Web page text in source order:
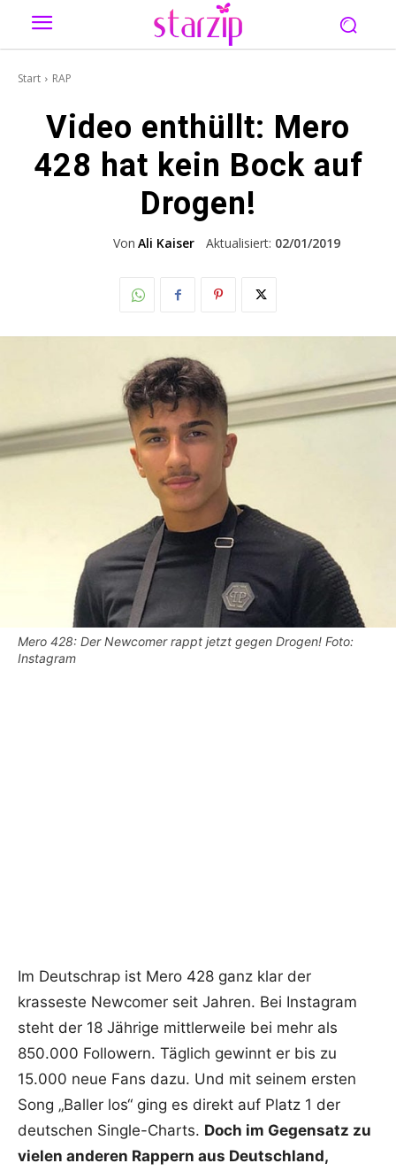
Start RAP
Video enthüllt: Mero
428 hat kein Bock auf
Drogen!
Von Ali Kaiser Aktualisiert: 02/01/2019
Mero 428: Der Newcomer rappt jetzt gegen Drogen! Foto:
Instagram
Im Deutschrap ist Mero 428 ganz klar der
krasseste Newcomer seit Jahren. Bei Instagram
steht der 18 Jährige mittlerweile bei mehr als
850.000 Followern. Täglich gewinnt er bis zu
15.000 neue Fans dazu. Und mit seinem ersten
Song „Baller los“ ging es direkt auf Platz 1 der
deutschen Single-Charts. Doch im Gegensatz zu
vielen anderen Rappern aus Deutschland,